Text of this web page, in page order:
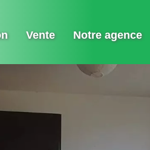
Vente Notre agence